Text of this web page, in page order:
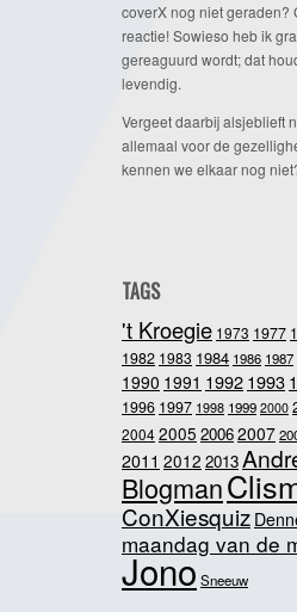
coverX nog niet geraden?
reactie! Sowieso heb ik
gereaguurd wordt; dat
levendig.
Vergeet daarbij alsjeblieft
allemaal voor de
kennen we elkaar nog
TAGS
't Kroegie 1973 1977
1982 1983 1984 1986 1987
1990 1991 19921993
1996 1997 1998 1999 2000
20042005 20062007
2011 2012 2013
Blogman
ConXiesquiz
maandag van de
JonoSneeuw